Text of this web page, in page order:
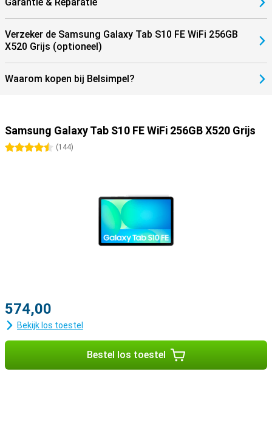
connectie met al je apparaten!
Verzeker de Samsung Galaxy Tab S10 FE WiFi 256GB
X520 Grijs (optioneel)
Waarom kopen bij Belsimpel?
Samsung Galaxy Tab S10 FE WiFi 256GB X520 Grijs
4.5 sterren
(144)
574,00
Bekijk los toestel
Bestel los toestel